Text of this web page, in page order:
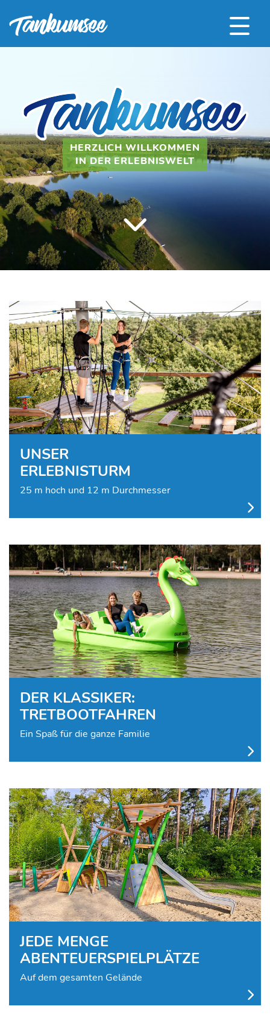
HERZLICH WILLKOMMEN
IN DER ERLEBNISWELT
UNSER
ERLEBNISTURM
25 m hoch und 12 m Durchmesser
DER KLASSIKER:
TRETBOOTFAHREN
Ein Spaß für die ganze Familie
JEDE MENGE
ABENTEUERSPIELPLÄTZE
Auf dem gesamten Gelände